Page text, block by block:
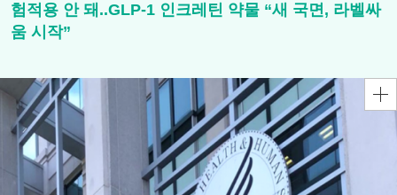
험적용 안 돼..GLP-1 인크레틴 약물 “새 국면, 라벨싸
움 시작”